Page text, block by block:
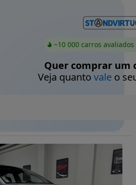
~10 000 carros
Quer comprar um
Veja quanto valeo